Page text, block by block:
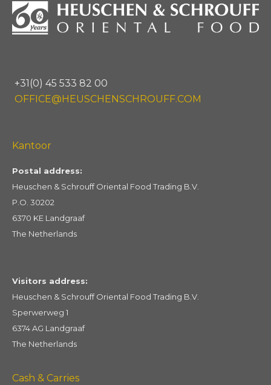
+31(0) 45 533 82 00
OFFICE@HEUSCHENSCHROUFF.COM
Kantoor
Postal address:
Heuschen & Schrouff Oriental Food Trading B.V.
P.O. 30202
6370 KE Landgraaf
The Netherlands
Visitors address:
Heuschen & Schrouff Oriental Food Trading B.V.
Sperwerweg 1
6374 AG Landgraaf
The Netherlands
Cash & Carries